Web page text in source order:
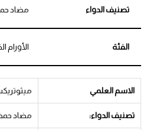
تصنيف الدواء مضاد
الفئة الأورام
الاسم العلمي
تصنيف الدواء: مضاد